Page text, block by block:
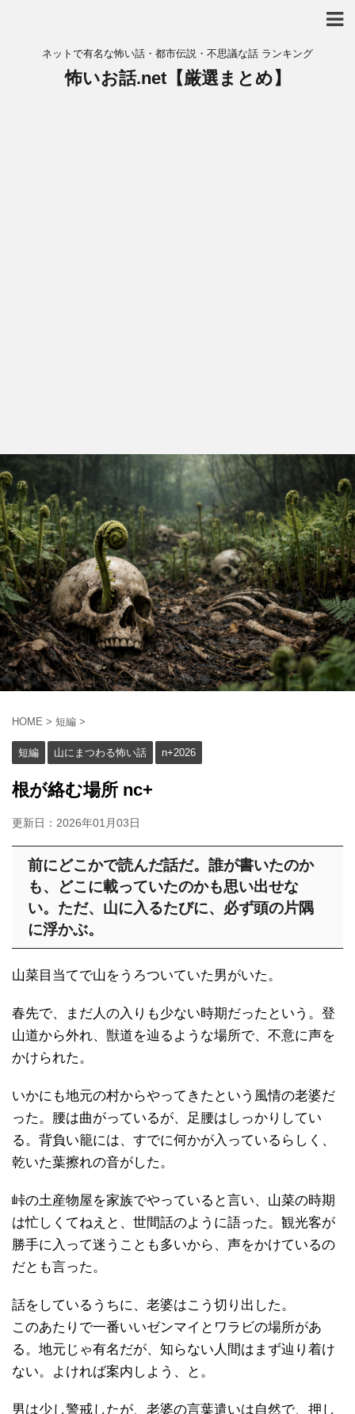
ネットで有名な怖い話・都市伝説・不思議な話 ランキング
怖いお話.net【厳選まとめ】
HOME > 短編 >
短編 山にまつわる怖い話 n+2026
根が絡む場所 nc+
更新日： 2026年01月03日
前にどこかで読んだ話だ。誰が書いたのか
も、どこに載っていたのかも思い出せな
い。ただ、山に入るたびに、必ず頭の片隅
に浮かぶ。
山菜目当てで山をうろついていた男がいた。
春先で、まだ人の入りも少ない時期だったという。登
山道から外れ、獣道を辿るような場所で、不意に声を
かけられた。
いかにも地元の村からやってきたという風情の老婆だ
った。腰は曲がっているが、足腰はしっかりしてい
る。背負い籠には、すでに何かが入っているらしく、
乾いた葉擦れの音がした。
峠の土産物屋を家族でやっていると言い、山菜の時期
は忙しくてねえと、世間話のように語った。観光客が
勝手に入って迷うことも多いから、声をかけているの
だとも言った。
話をしているうちに、老婆はこう切り出した。
このあたりで一番いいゼンマイとワラビの場所があ
る。地元じゃ有名だが、知らない人間はまず辿り着け
ない。よければ案内しよう、と。
男は少し警戒したが、老婆の言葉遣いは自然で、押し